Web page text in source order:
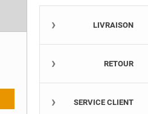
LIVRAISON
RETOUR
SERVICE CLIENT